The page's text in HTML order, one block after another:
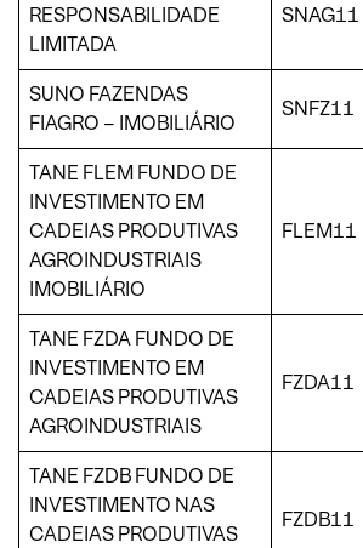
RESPONSABILIDADE
LIMITADA
SNAG11
SUNO FAZENDAS
FIAGRO – IMOBILIÁRIO
SNFZ11
TANE FLEM FUNDO DE
INVESTIMENTO EM
CADEIAS PRODUTIVAS
AGROINDUSTRIAIS
IMOBILIÁRIO
FLEM11
TANE FZDA FUNDO DE
INVESTIMENTO EM
CADEIAS PRODUTIVAS
AGROINDUSTRIAIS
FZDA11
TANE FZDB FUNDO DE
INVESTIMENTO NAS
CADEIAS PRODUTIVAS
FZDB11